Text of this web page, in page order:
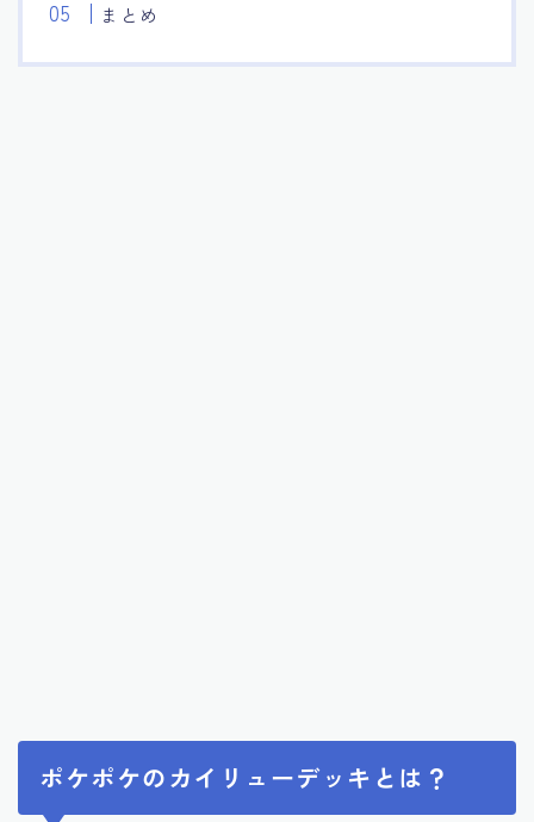
まとめ
ポケポケのカイリューデッキとは？